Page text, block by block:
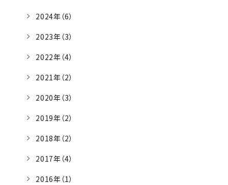
2024年（6）
2023年（3）
2022年（4）
2021年（2）
2020年（3）
2019年（2）
2018年（2）
2017年（4）
2016年（1）